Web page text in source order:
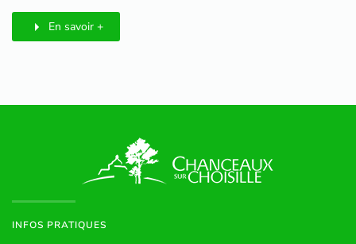
En savoir +
INFOS PRATIQUES